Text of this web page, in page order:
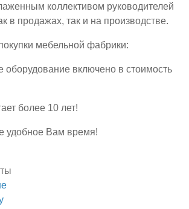
коллективом руководителей
в продажах, так и на производстве.
мебельной фабрики:
оборудование включено в стоимость
более 10 лет!
удобное Вам время!